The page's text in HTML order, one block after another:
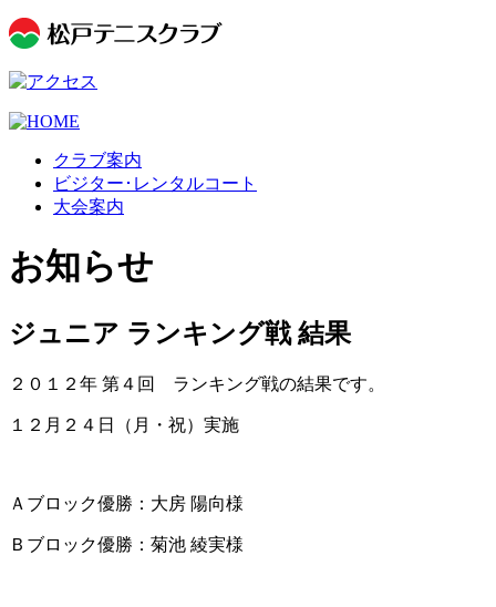
クラブ案内
ビジター･レンタルコート
大会案内
お知らせ
ジュニア ランキング戦 結果
２０１２年 第４回 ランキング戦の結果です。
１２月２４日（月・祝）実施
Ａブロック優勝：大房 陽向様
Ｂブロック優勝：菊池 綾実様